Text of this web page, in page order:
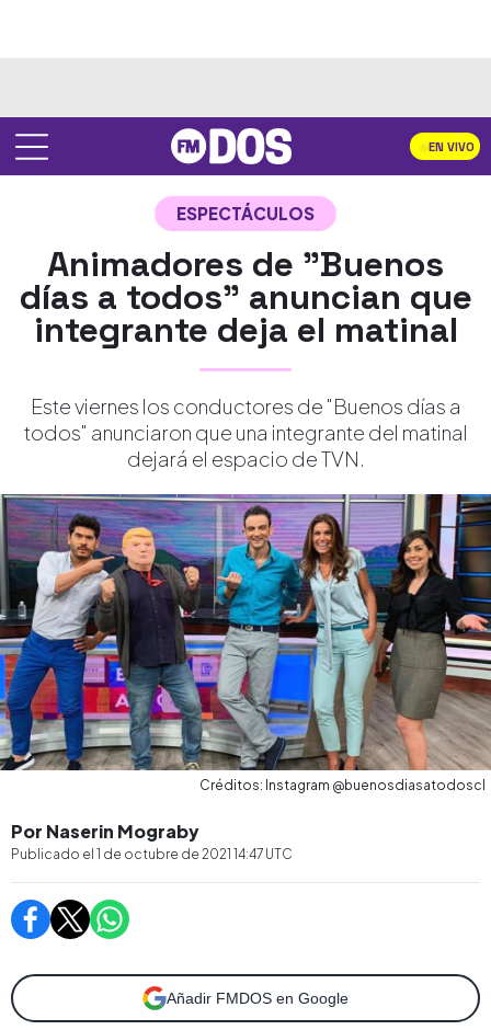
EN VIVO
ESPECTÁCULOS
Animadores de "Buenos
días a todos" anuncian que
integrante deja el matinal
Este viernes los conductores de "Buenos días a
todos" anunciaron que una integrante del matinal
dejará el espacio de TVN.
Créditos: Instagram @buenosdiasatodoscl
Por Naserin Mograby
Publicado el 1 de octubre de 2021 14:47 UTC
Añadir FMDOS en Google